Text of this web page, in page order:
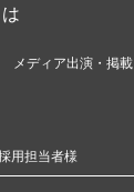
メディア出演・掲載
用担当者様